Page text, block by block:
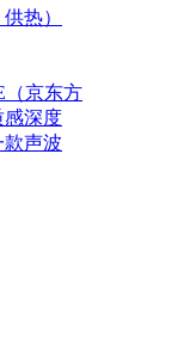
热）
（京东方
感深度
声波